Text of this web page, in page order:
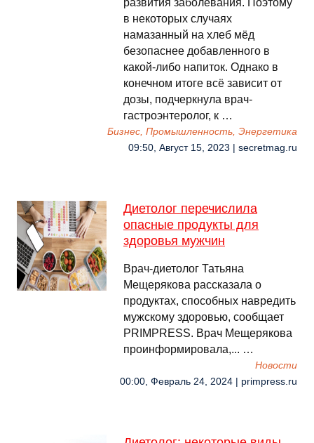
развития заболевания. Поэтому
в некоторых случаях
намазанный на хлеб мёд
безопаснее добавленного в
какой-либо напиток. Однако в
конечном итоге всё зависит от
дозы, подчеркнула врач-
гастроэнтеролог, к …
Бизнес, Промышленность, Энергетика
09:50, Август 15, 2023 | secretmag.ru
Диетолог перечислила
опасные продукты для
здоровья мужчин
Врач-диетолог Татьяна
Мещерякова рассказала о
продуктах, способных навредить
мужскому здоровью, сообщает
PRIMPRESS. Врач Мещерякова
проинформировала,... …
Новости
00:00, Февраль 24, 2024 | primpress.ru